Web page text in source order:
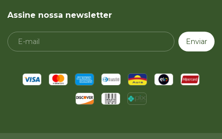
Assine nossa newsletter